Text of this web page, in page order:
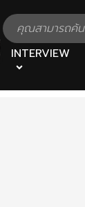
INTERVIEW